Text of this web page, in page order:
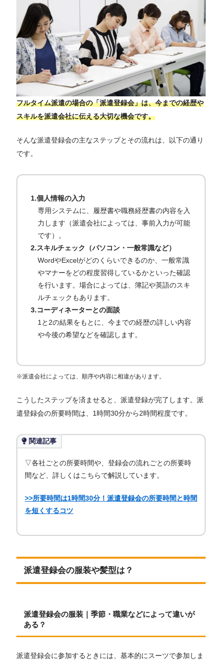
フルタイム派遣の場合の「派遣登録会」は、今までの経歴や
スキルを派遣会社に伝える大切な機会です。
そんな派遣登録会の主なステップとその流れは、以下の通り
です。
1.個人情報の入力
専用システムに、履歴書や職務経歴書の内容を入
力します（派遣会社によっては、事前入力が可能
です）。
2.スキルチェック（パソコン・一般常識など）
WordやExcelがどのくらいできるのか、一般常識
やマナーをどの程度習得しているかといった確認
を行います。場合によっては、簿記や英語のスキ
ルチェックもあります。
3.コーディネーターとの面談
1と2の結果をもとに、今までの経歴の詳しい内容
や今後の希望などを確認します。
※派遣会社によっては、順序や内容に相違があります。
こうしたステップを済ませると、派遣登録が完了します。派
遣登録会の所要時間は、1時間30分から2時間程度です。
関連記事
▽各社ごとの所要時間や、登録会の流れごとの所要時
間など、詳しくはこちらで解説しています。
>>所要時間は1時間30分！派遣登録会の所要時間と時間
を短くするコツ
派遣登録会の服装や髪型は？
派遣登録会の服装｜季節・職業などによって違いが
ある？
派遣登録会に参加するときには、基本的にスーツで参加しま